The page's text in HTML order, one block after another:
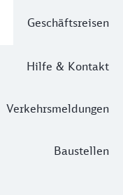
Geschäftsreisen
Hilfe & Kontakt
Verkehrsmeldungen
Baustellen